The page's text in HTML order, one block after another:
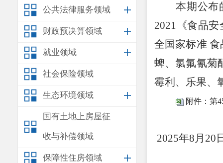
公共法律服务领域
财政预决算领域
就业领域
社会保险领域
生态环境领域
国有土地上房屋征
收与补偿领域
保障性住房领域
本期公布
2021 《食品
全国家标准
蜱、氯氟氰菊
霉利、乐果、
附件：第
2025年8月 20